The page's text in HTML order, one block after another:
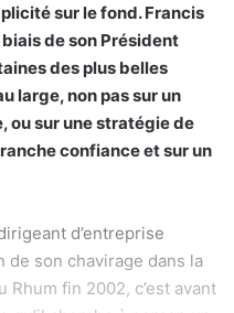
sur le fond. Francis
biais de son Président
des plus belles
large, non pas sur un
ou sur une stratégie de
confiance et sur un
d’entreprise
de son chavirage dans la
fin 2002, c’est avant